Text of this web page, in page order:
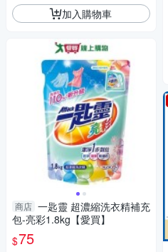
加入購物車
商店 一匙靈 超濃縮洗衣精補充
包-亮彩1.8kg【愛買】
$75